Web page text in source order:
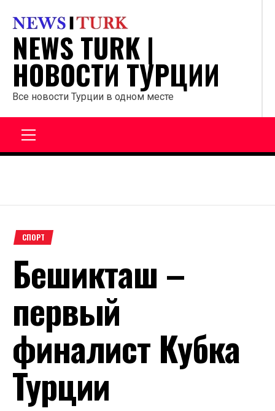
содержанию
NEWS TURK |
НОВОСТИ ТУРЦИИ
Все новости Турции в одном месте
СПОРТ
Бешикташ –
первый
финалист Кубка
Турции